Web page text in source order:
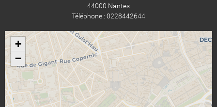
44000 Nantes
Téléphone : 0228442644
+
−